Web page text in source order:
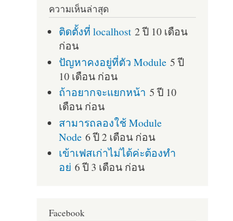
ความเห็นล่าสุด
ติดตั้งที่ localhost 2 ปี 10 เดือน
ก่อน
ปัญหาคงอยู่ที่ตัว Module 5 ปี
10 เดือน ก่อน
ถ้าอยากจะแยกหน้า 5 ปี 10
เดือน ก่อน
สามารถลองใช้ Module
Node 6 ปี 2 เดือน ก่อน
เข้าเฟสเก่าไม่ได้ค่ะต้องทำ
อย่ 6 ปี 3 เดือน ก่อน
Facebook